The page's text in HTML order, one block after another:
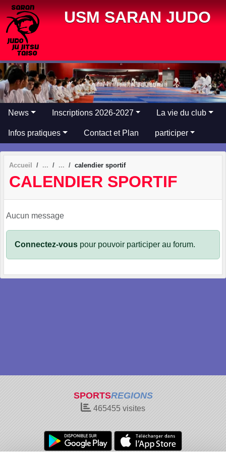
USM SARAN JUDO
News Inscriptions 2026-2027 La vie du club
Infos pratiques Contact et Plan participer
Accueil calendier sportif
CALENDIER SPORTIF
Aucun message
Connectez-vous pour pouvoir participer au forum.
SPORTSREGIONS
465455 visites
Panneau de gestion des cookies